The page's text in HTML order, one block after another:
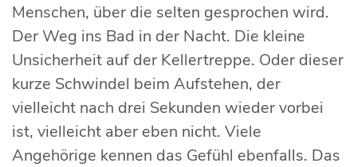
Menschen, über die selten gesprochen wird.
Der Weg ins Bad in der Nacht. Die kleine
Unsicherheit auf der Kellertreppe. Oder dieser
kurze Schwindel beim Aufstehen, der
vielleicht nach drei Sekunden wieder vorbei
ist, vielleicht aber eben nicht. Viele
Angehörige kennen das Gefühl ebenfalls. Das